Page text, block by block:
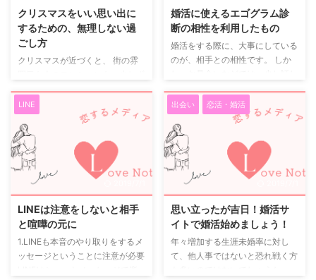
の体験型イベントになりました。
観光地を使ったもの 施設内で完
結するもの 期間限定イベント 全
国いろいろな場所で開催されてい
ます。 初めてじゃなくても、
です。 謎解きデートってどんな
流れ？ 基本的な流れ ...
それでも、 思い出にはちゃんと
残る一日にしたい。 そんなとき
に選んだのが、 ちょっとベタだ
けど、 今思うと正解だった「ク
スプレってちょっと恥ずかしい ...
クリスマスをいい思い出に
するための、無理しない過
ごし方
クリスマスが近づくと、 街の雰
つ変わってきます。 イルミネー
ションが増えて、 カップルの姿
も目につくようになり、 「どう
過ごすか」を意識し始める人も多
いのではないでしょうか。 クリ
スマスになると変わる空気 クリ
スマスは、 自然と「特別な日」
として扱われやすい季節です。
その分、 ・何かしなきゃ ・失敗
したくない ・思い出に残ること
をしなきゃ と、少し気負ってし
まうこともあります。 でも実
は、 思い出に残るかどうかは、
婚活に使えるエゴグラム診
断の相性を利用したもの
婚活をする際に、大事にしている
のが、相手との相性です。 しか
のが分からないものがあります。
そこで、沢山の質問に答え、自分
の性格を割り出すエゴグラムとい
うものがあります。 このエゴグ
ラムにより、自分自身のタイプと
いうものがあります。 そして、
婚活サイトで、このエゴグラムを
るものがあるのです。 エゴグラ
ムにより、相性のいいタイプ同士
を合わせてくれているのです。
この婚活サイトですが、カップル
LINE
LINEは注意をしないと相手
と喧嘩の元に
1.LINEも本音のやり取りをするメ
ッセージということに注意が必要
出会い 恋活・婚活
思い立ったが吉日！婚活サ
イトで婚活始めましょう！
年々増加する生涯未婚率に対し
て、他人事ではないと恐れ戦く方